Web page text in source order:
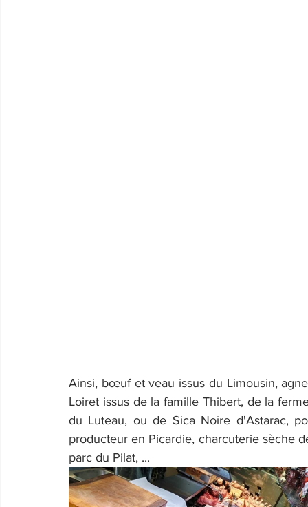
Ainsi, bœuf et veau issus du Limousin,
Loiret issus de la famille Thibert, de la
du Luteau, ou de Sica Noire d'Astarac,
producteur en Picardie, charcuterie sèche
parc du Pilat, ...